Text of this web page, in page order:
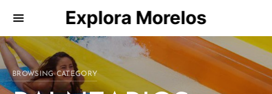
Explora Morelos
Search for:
BROWSING CATEGORY